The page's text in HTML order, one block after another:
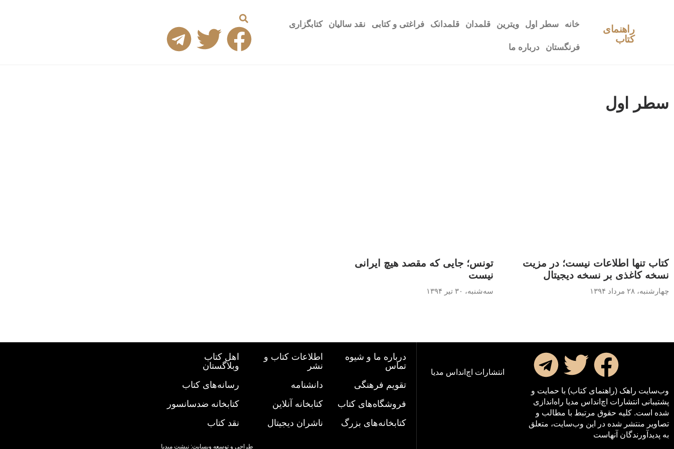
راهنمای
کتاب
خانه سطر اول ویترین قلمدان قلمدانک فراغتی و کتابی نقد سالیان کتابگزاری
فرنگستان درباره ما
سطر اول
کتاب تنها اطلاعات نیست؛ در مزیت
نسخه کاغذی بر نسخه دیجیتال
چهارشنبه، ۲۸ مرداد ۱۳۹۴
تونس؛ جایی که مقصد هیچ ایرانی
نیست
سه‌شنبه، ۳۰ تیر ۱۳۹۴
وب‌سایت راهک (راهنمای کتاب) با حمایت و
پشتیبانی انتشارات اچ‌اند‌اس مدیا راه‌اندازی
شده است. کلیه حقوق مرتبط با مطالب و
تصاویر منتشر شده در این وب‌سایت، متعلق
به پدیدآورندگان آنهاست
انتشارات اچ‌اند‌اس مدیا
درباره ما و شیوه
تماس
تقویم فرهنگی
فروشگاه‌های کتاب
کتابخانه‌های بزرگ
اطلاعات کتاب و
نشر
دانشنامه
کتابخانه آنلاین
ناشران دیجیتال
اهل کتاب
وبلاگستان
رسانه‌های کتاب
کتابخانه ضدسانسور
نقد کتاب
طراحی و توسعه وبسایت: نبشت میدیا